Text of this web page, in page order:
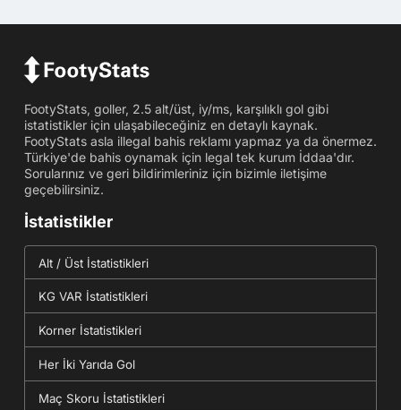
FootyStats, goller, 2.5 alt/üst, iy/ms, karşılıklı gol gibi
istatistikler için ulaşabileceğiniz en detaylı kaynak.
FootyStats asla illegal bahis reklamı yapmaz ya da önermez.
Türkiye'de bahis oynamak için legal tek kurum İddaa'dır.
Sorularınız ve geri bildirimleriniz için bizimle iletişime
geçebilirsiniz.
İstatistikler
Alt / Üst İstatistikleri
KG VAR İstatistikleri
Korner İstatistikleri
Her İki Yarıda Gol
Maç Skoru İstatistikleri